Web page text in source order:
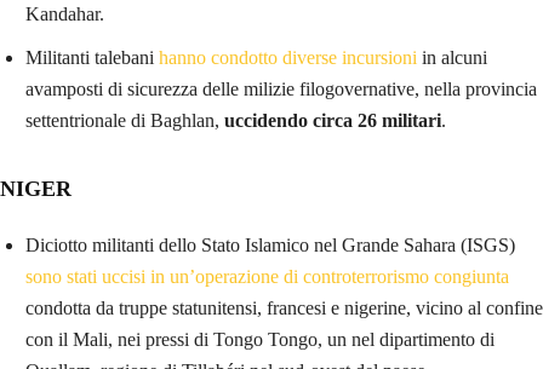
Kandahar.
Militanti talebani hanno condotto diverse incursioni in alcuni
avamposti di sicurezza delle milizie filogovernative, nella provincia
settentrionale di Baghlan, uccidendo circa 26 militari.
NIGER
Diciotto militanti dello Stato Islamico nel Grande Sahara (ISGS)
sono stati uccisi in un’operazione di controterrorismo congiunta
condotta da truppe statunitensi, francesi e nigerine, vicino al confine
con il Mali, nei pressi di Tongo Tongo, un nel dipartimento di